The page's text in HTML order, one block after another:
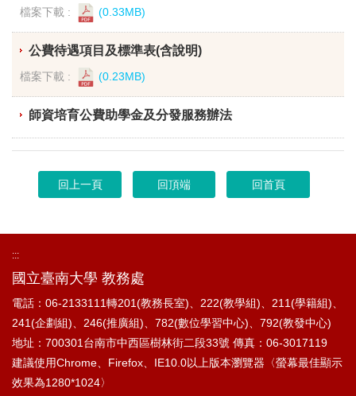
檔案下載 : (0.33MB)
公費待遇項目及標準表(含說明)
檔案下載 : (0.23MB)
師資培育公費助學金及分發服務辦法
回上一頁 回頂端 回首頁
:::
國立臺南大學 教務處
電話：06-2133111轉201(教務長室)、222(教學組)、211(學籍組)、
241(企劃組)、246(推廣組)、782(數位學習中心)、792(教發中心)
地址：700301台南市中西區樹林街二段33號 傳真：06-3017119
建議使用Chrome、Firefox、IE10.0以上版本瀏覽器〈螢幕最佳顯示
效果為1280*1024〉